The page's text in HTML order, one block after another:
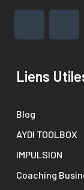
Liens
Blog
AYDI TOOLBOX
IMPULSION
Coaching